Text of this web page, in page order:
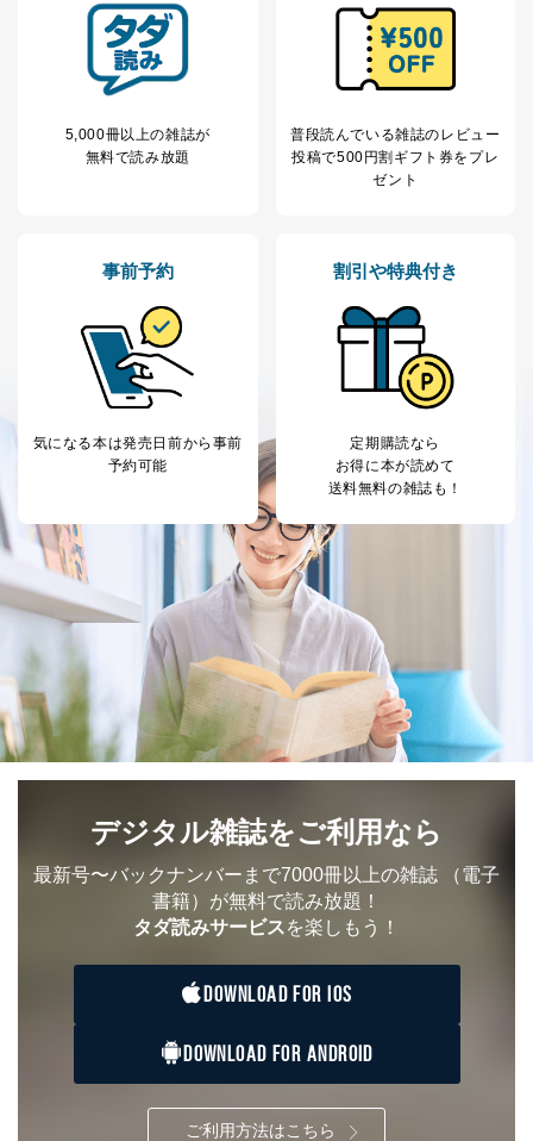
5,000冊以上の雑誌が
無料で読み放題
普段読んでいる雑誌のレビュー
投稿で500円割ギフト券をプレ
ゼント
事前予約
気になる本は発売日前から事前
予約可能
割引や特典付き
定期購読なら
お得に本が読めて
送料無料の雑誌も！
デジタル雑誌をご利用なら
最新号〜バックナンバーまで7000冊以上の雑誌 （電子
書籍）が無料で読み放題！
タダ読みサービスを楽しもう！
DOWNLOAD FOR IOS
DOWNLOAD FOR ANDROID
ご利用方法はこちら